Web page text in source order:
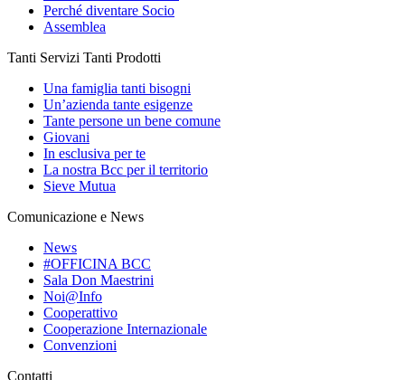
Perché diventare Socio
Assemblea
Tanti Servizi Tanti Prodotti
Una famiglia tanti bisogni
Un’azienda tante esigenze
Tante persone un bene comune
Giovani
In esclusiva per te
La nostra Bcc per il territorio
Sieve Mutua
Comunicazione e News
News
#OFFICINA BCC
Sala Don Maestrini
Noi@Info
Cooperattivo
Cooperazione Internazionale
Convenzioni
Contatti